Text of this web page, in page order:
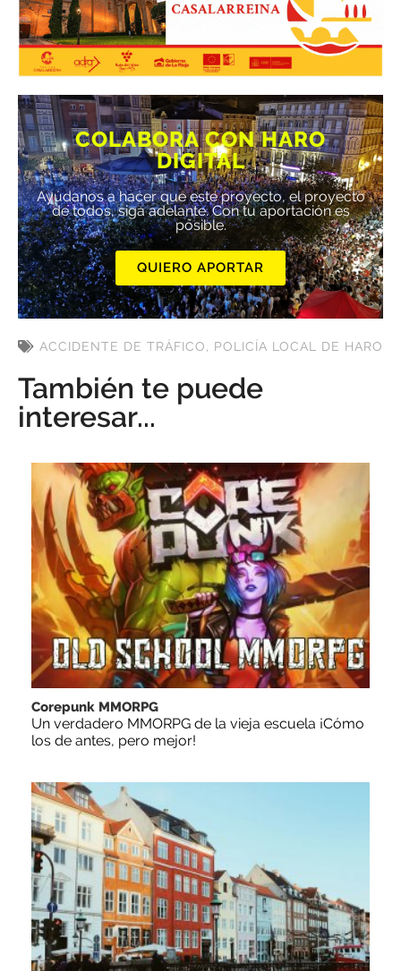
COLABORA CON HARO
DIGITAL
Ayúdanos a hacer que este proyecto, el proyecto
de todos, siga adelante. Con tu aportación es
posible.
QUIERO APORTAR
ACCIDENTE DE TRÁFICO, POLICÍA LOCAL DE HARO
También te puede
interesar...
Corepunk MMORPG
Un verdadero MMORPG de la vieja escuela ¡Cómo
los de antes, pero mejor!